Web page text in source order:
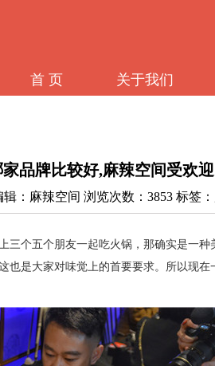
首 页 关于我们
品牌比较好,麻辣空间受欢迎
辑：麻辣空间 浏览次数：3853 标签
三个五个朋友一起吃火锅，那确实是一种
也是大家对味觉上的首要要求。所以现在